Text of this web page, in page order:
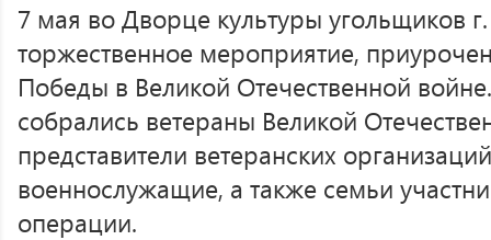
7 мая во Дворце культуры угольщиков
торжественное мероприятие,
Победы в Великой Отечественной
собрались ветераны Великой
представители ветеранских
военнослужащие, а также семьи
операции.